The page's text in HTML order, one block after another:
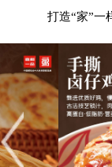
打造“家”一